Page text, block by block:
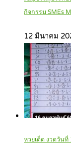
กิจกรรม SMEs
12 มีนาคม
หวยเด็ด งวดวัน